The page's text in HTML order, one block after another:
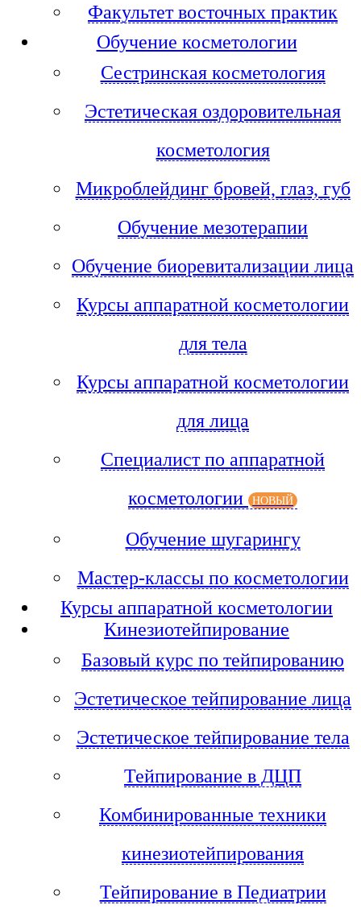
Факультет восточных практик
Обучение косметологии
Сестринская косметология
Эстетическая оздоровительная
косметология
Микроблейдинг бровей, глаз, губ
Обучение мезотерапии
Обучение биоревитализации лица
Курсы аппаратной косметологии
для тела
Курсы аппаратной косметологии
для лица
Специалист по аппаратной
косметологии
НОВЫЙ
Обучение шугарингу
Мастер-классы по косметологии
Курсы аппаратной косметологии
Кинезиотейпирование
Базовый курс по тейпированию
Эстетическое тейпирование лица
Эстетическое тейпирование тела
Тейпирование в ДЦП
Комбинированные техники
кинезиотейпирования
Тейпирование в Педиатрии